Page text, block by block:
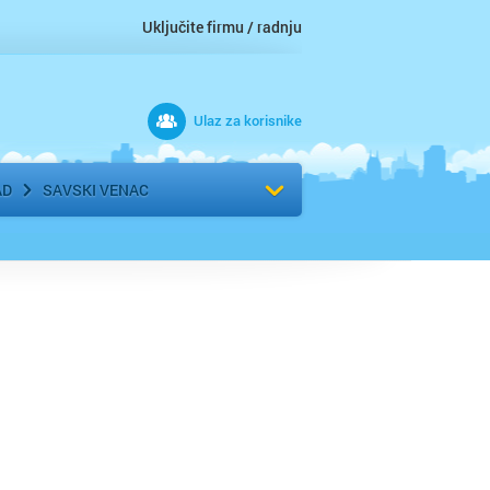
Uključite firmu / radnju
Ulaz za korisnike
SAVSKI VENACIzaberite komšiluk